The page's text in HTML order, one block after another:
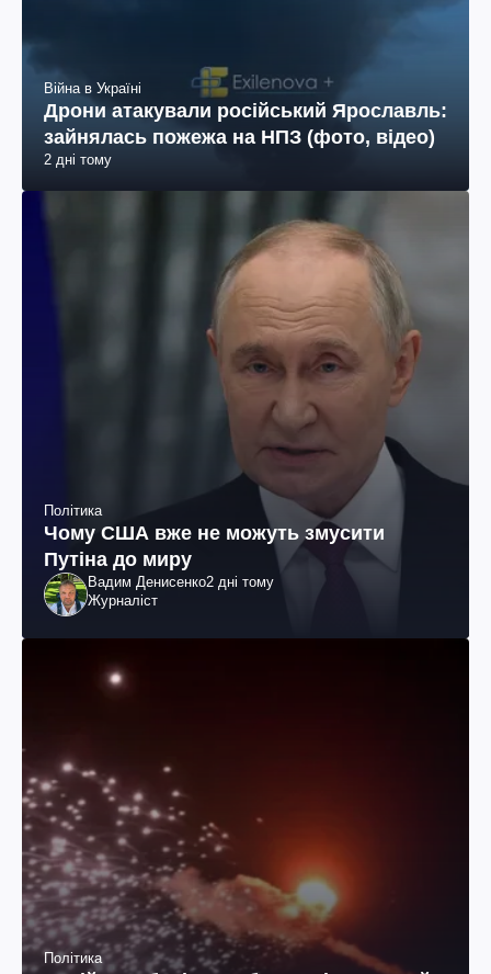
Війна в Україні
Дрони атакували російський Ярославль:
зайнялась пожежа на НПЗ (фото, відео)
2 дні тому
Політика
Чому США вже не можуть змусити
Путіна до миру
Вадим Денисенко2 дні тому
Журналіст
Політика